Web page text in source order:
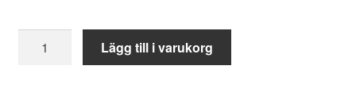
Lägg till i varukorg